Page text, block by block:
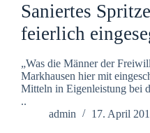
Saniertes
feierlich
„Was die Männer der
Markhausen hier mit
Mitteln in Eigenleistung bei
..
admin
17. April